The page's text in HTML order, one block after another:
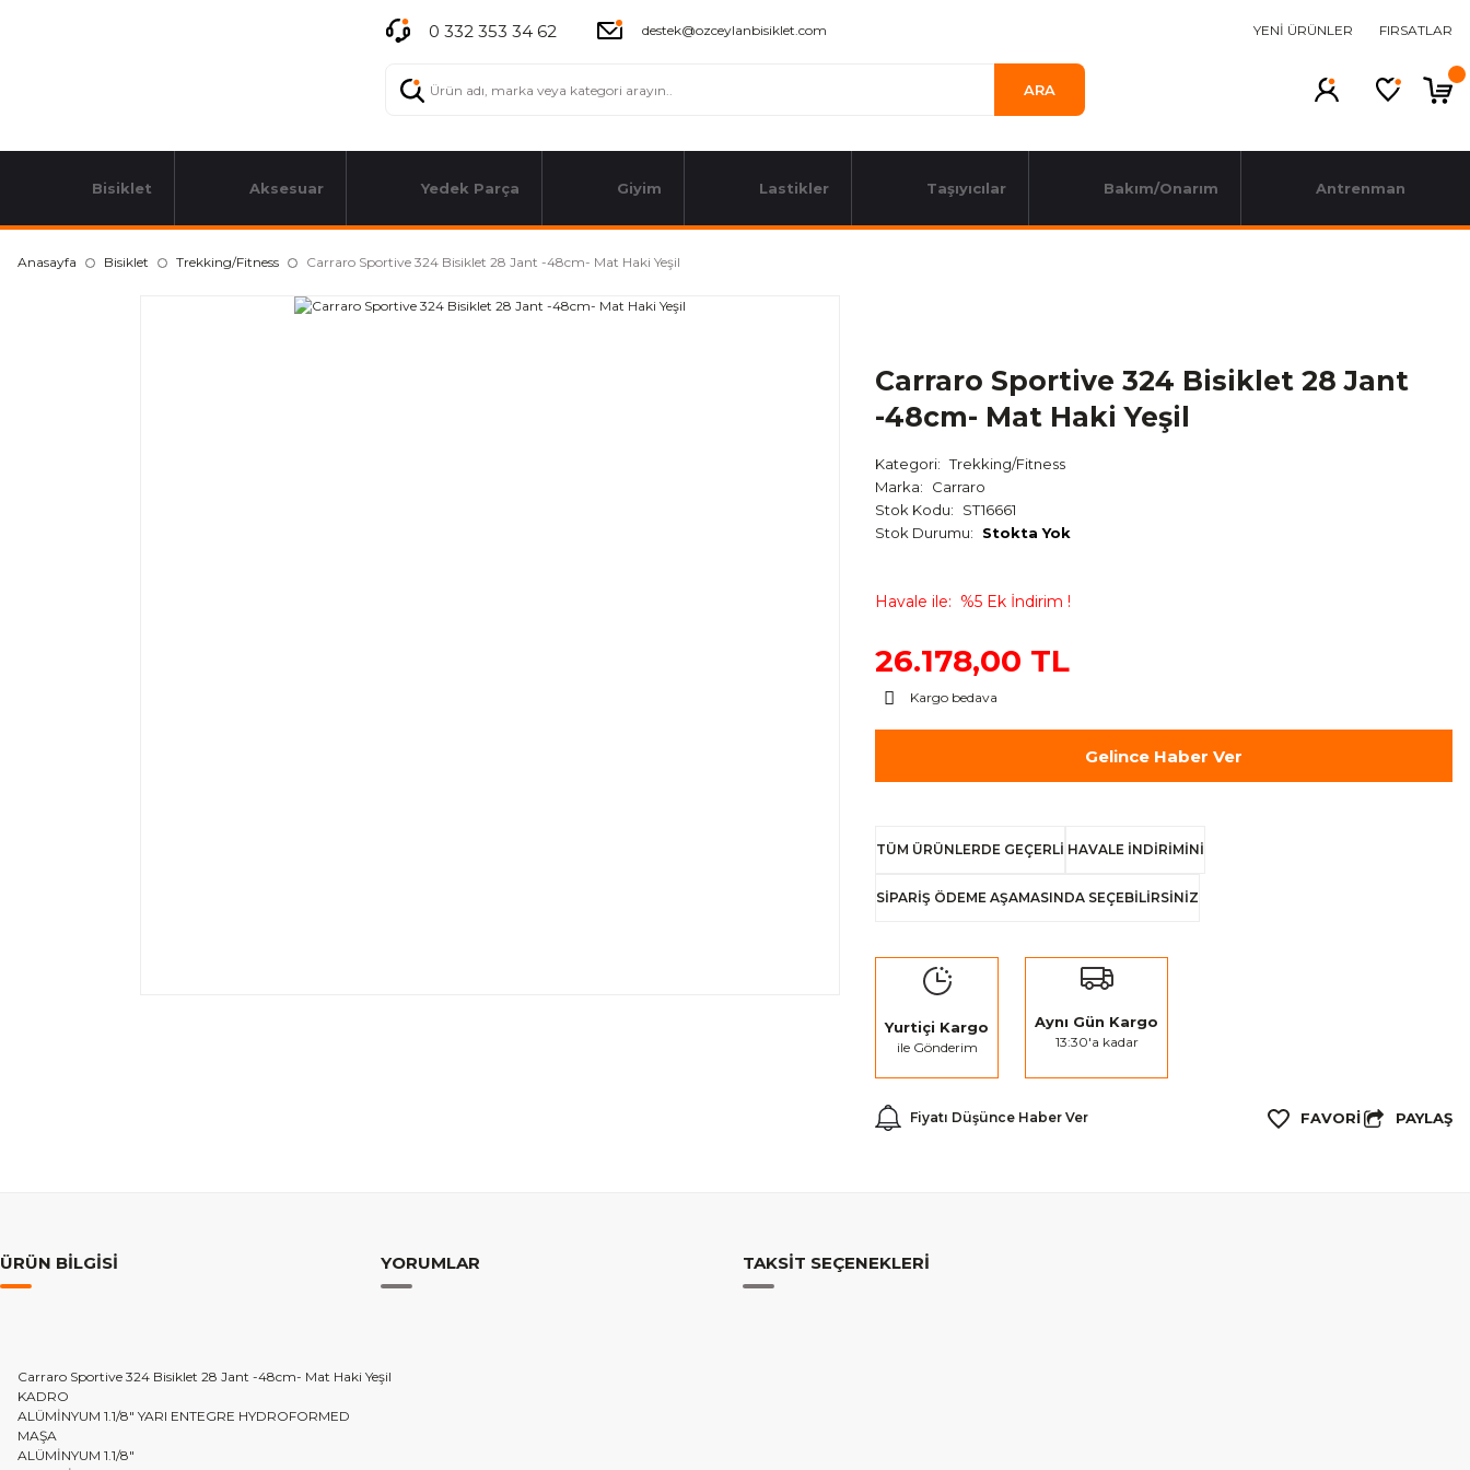
0 332 353 34 62 destek@ozceylanbisiklet.com YENİ ÜRÜNLER FIRSATLAR
ARA
Bisiklet Aksesuar Yedek Parça Giyim Lastikler Taşıyıcılar Bakım/Onarım Antrenman
Anasayfa Bisiklet Trekking/Fitness Carraro Sportive 324 Bisiklet 28 Jant -48cm- Mat Haki Yeşil
Carraro Sportive 324 Bisiklet 28 Jant
-48cm- Mat Haki Yeşil
Kategori
Trekking/Fitness
Marka
Carraro
Stok Kodu
ST16661
Stok Durumu
Stokta Yok
Havale ile %5 Ek İndirim !
26.178,00 TL
Kargo bedava
Gelince Haber Ver
TÜM ÜRÜNLERDE GEÇERLİ HAVALE İNDİRİMİNİ
SİPARİŞ ÖDEME AŞAMASINDA SEÇEBİLİRSİNİZ
Yurtiçi Kargo
ile Gönderim
Aynı Gün Kargo
13:30'a kadar
Fiyatı Düşünce Haber Ver PAYLAŞ
ÜRÜN BILGISI YORUMLAR TAKSIT SEÇENEKLERI
Carraro Sportive 324 Bisiklet 28 Jant -48cm- Mat Haki Yeşil
KADRO
ALÜMİNYUM 1.1/8" YARI ENTEGRE HYDROFORMED
MAŞA
ALÜMİNYUM 1.1/8"